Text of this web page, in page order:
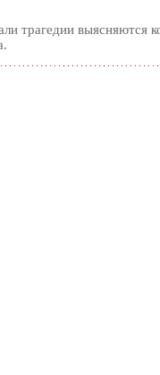
трагедии выясняются